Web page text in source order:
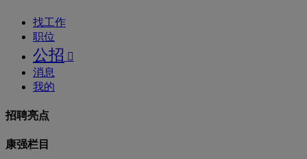
找工作
职位
公招 
消息
我的
招聘亮点
康强栏目